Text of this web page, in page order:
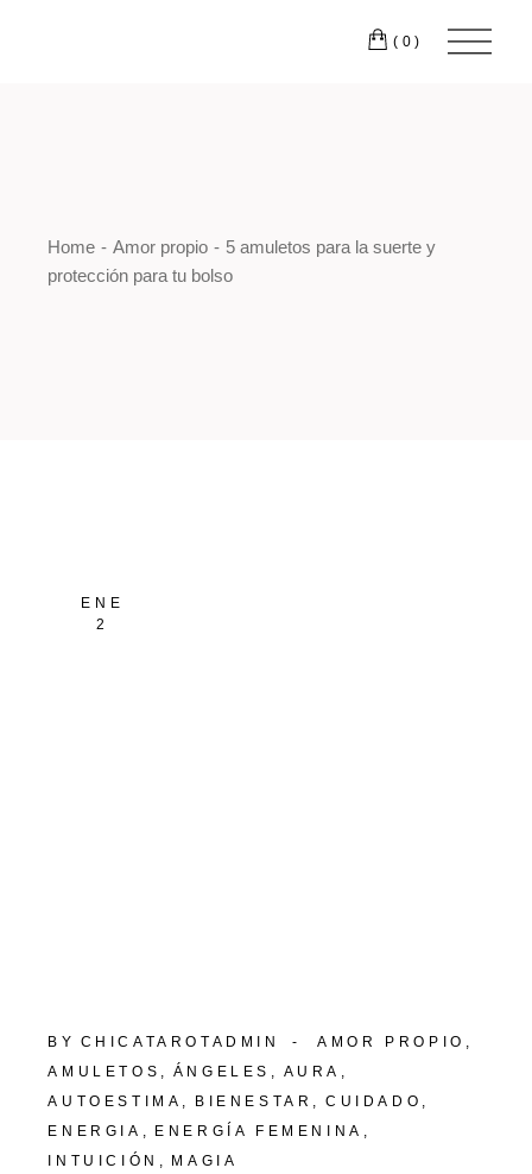
(0)
Home Amor propio
5 amuletos para la suerte y
protección para tu bolso
ENE
2
BY CHICATAROTADMIN
AMOR PROPIO
AMULETOS
ÁNGELES
AURA
AUTOESTIMA
BIENESTAR
CUIDADO
ENERGIA
ENERGÍA FEMENINA
INTUICIÓN
MAGIA